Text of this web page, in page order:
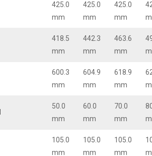
425.0
mm
425.0
mm
425.0
mm
418.5
mm
442.3
mm
463.6
mm
600.3
mm
604.9
mm
618.9
mm
50.0
mm
60.0
mm
70.0
mm
105.0
mm
105.0
mm
105.0
mm